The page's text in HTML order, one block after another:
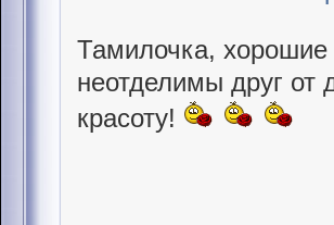
Тамилочка,
неотделимы друг от
красоту!